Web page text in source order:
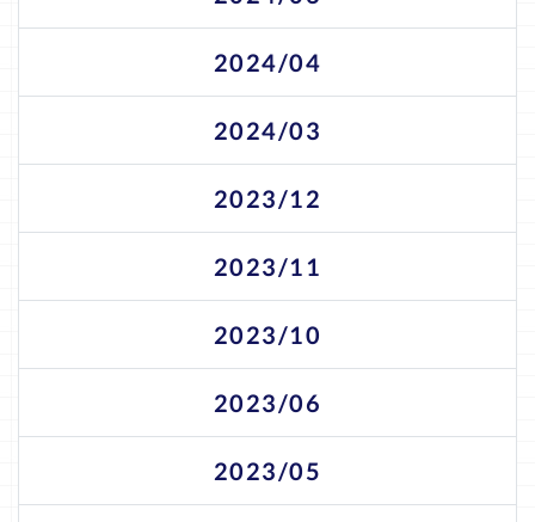
2024/04
2024/03
2023/12
2023/11
2023/10
2023/06
2023/05